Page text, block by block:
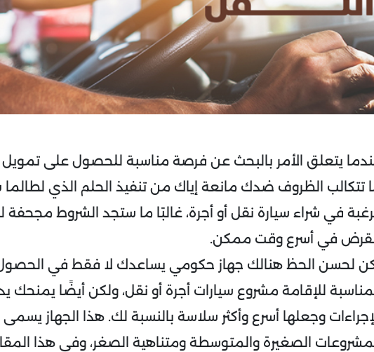
يتعلق الأمر بالبحث عن فرصة مناسبة للحصول على
تتكالب الظروف ضدك مانعة إياك من تنفيذ الحلم الذي
في شراء سيارة نقل أو أجرة، غالبًا ما ستجد الشروط
في أسرع وقت ممكن.
لحسن الحظ هنالك جهاز حكومي يساعدك لا فقط في الحصول
للإقامة مشروع سيارات أجرة أو نقل، ولكن أيضًا يمنحك
وجعلها أسرع وأكثر سلاسة بالنسبة لك. هذا الجهاز يسمى
الصغيرة والمتوسطة ومتناهية الصغر، وفي هذا